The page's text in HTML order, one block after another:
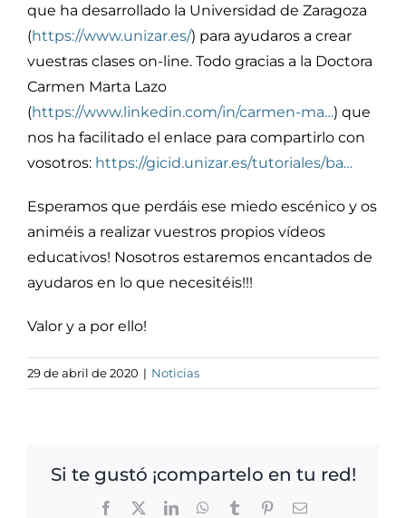
que ha desarrollado la Universidad de Zaragoza
(https://www.unizar.es/) para ayudaros a crear
vuestras clases on-line. Todo gracias a la Doctora
Carmen Marta Lazo
(https://www.linkedin.com/in/carmen-ma…) que
nos ha facilitado el enlace para compartirlo con
vosotros: https://gicid.unizar.es/tutoriales/ba…
Esperamos que perdáis ese miedo escénico y os
animéis a realizar vuestros propios vídeos
educativos! Nosotros estaremos encantados de
ayudaros en lo que necesitéis!!!
Valor y a por ello!
29 de abril de 2020 | Noticias
Si te gustó ¡compartelo en tu red!
Facebook LinkedInWhatsApp
Tumblr PinterestCorreo